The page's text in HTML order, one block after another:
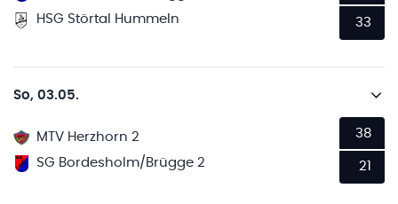
HSG Störtal Hummeln
33
So, 03.05.
MTV Herzhorn 2
SG Bordesholm/Brügge 2
38
21